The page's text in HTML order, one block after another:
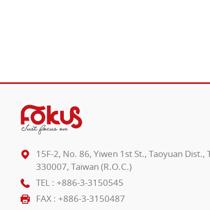
15F-2, No. 86, Yiwen 1st St., Taoyuan Dist.,
330007, Taiwan (R.O.C.)
TEL : +886-3-3150545
FAX : +886-3-3150487